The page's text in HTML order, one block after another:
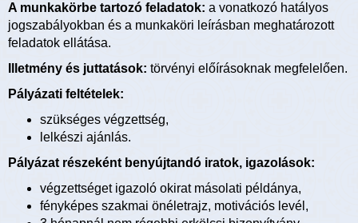
A munkakörbe tartozó feladatok: a vonatkozó hatályos
jogszabályokban és a munkaköri leírásban meghatározott
feladatok ellátása.
Illetmény és juttatások: törvényi előírásoknak megfelelően.
Pályázati feltételek:
szükséges végzettség,
lelkészi ajánlás.
Pályázat részeként benyújtandó iratok, igazolások:
végzettséget igazoló okirat másolati példánya,
fényképes szakmai önéletrajz, motivációs levél,